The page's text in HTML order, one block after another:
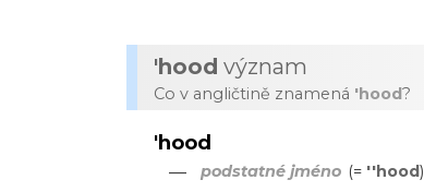
'hood význam
Co v angličtině znamená 'hood?
'hood
— podstatné jméno (= ''hood)